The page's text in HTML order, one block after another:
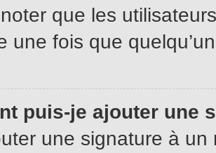
que les
une fois que
puis-je ajouter une
une signature à un